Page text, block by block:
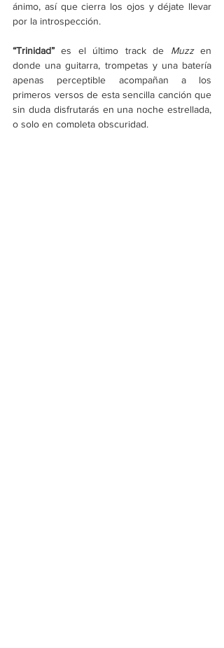
ánimo, así que cierra los ojos y déjate llevar
por la introspección.
“Trinidad” es el último track de Muzz en
donde una guitarra, trompetas y una batería
apenas perceptible acompañan a los
primeros versos de esta sencilla canción que
sin duda disfrutarás en una noche estrellada,
o solo en completa obscuridad.